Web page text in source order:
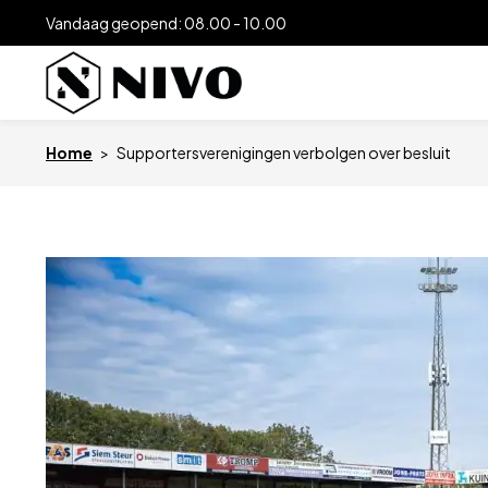
Vandaag geopend: 08.00 - 10.00
Home > Supportersverenigingen verbolgen over besluit